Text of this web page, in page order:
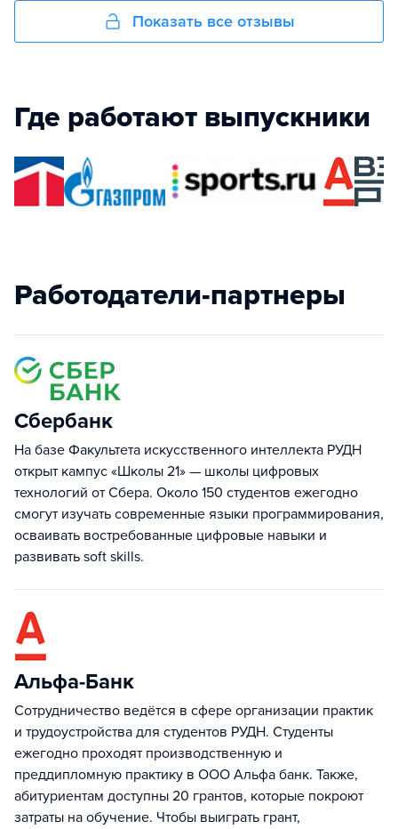
Показать все отзывы
Где работают выпускники
Работодатели-партнеры
Сбербанк
На базе Факультета искусственного интеллекта РУДН
открыт кампус «Школы 21» — школы цифровых
технологий от Сбера. Около 150 студентов ежегодно
смогут изучать современные языки программирования,
осваивать востребованные цифровые навыки и
развивать soft skills.
Альфа-Банк
Cотрудничество ведётся в сфере организации практик
и трудоустройства для студентов РУДН. Студенты
ежегодно проходят производственную и
преддипломную практику в ООО Альфа банк. Также,
абитуриентам доступны 20 грантов, которые покроют
затраты на обучение. Чтобы выиграть грант,